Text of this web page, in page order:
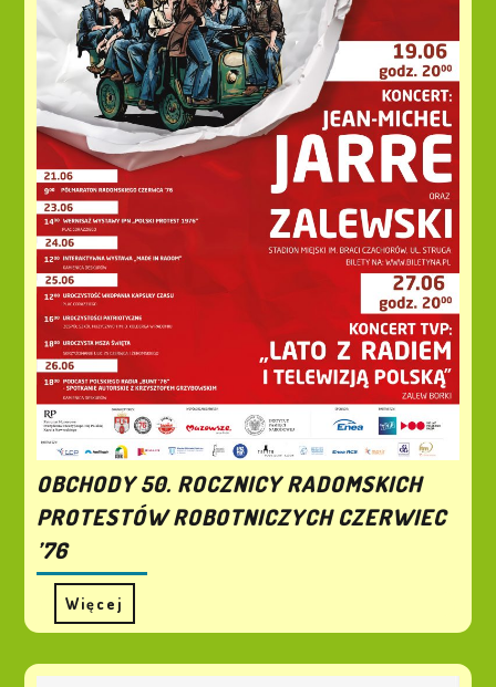
OBCHODY 50. ROCZNICY RADOMSKICH
PROTESTÓW ROBOTNICZYCH CZERWIEC
’76
Więcej